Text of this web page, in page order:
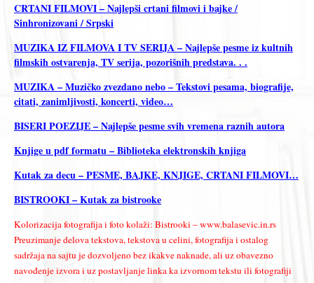
CRTANI FILMOVI – Najlepši crtani filmovi i bajke /
Sinhronizovani / Srpski
MUZIKA IZ FILMOVA I TV SERIJA – Najlepše pesme iz kultnih
filmskih ostvarenja, TV serija, pozorišnih predstava. . .
MUZIKA – Muzičko zvezdano nebo – Tekstovi pesama, biografije,
citati, zanimljivosti, koncerti, video…
BISERI POEZIJE – Najlepše pesme svih vremena raznih autora
Knjige u pdf formatu – Biblioteka elektronskih knjiga
Kutak za decu – PESME, BAJKE, KNJIGE, CRTANI FILMOVI…
BISTROOKI – Kutak za bistrooke
Kolorizacija fotografija i foto kolaži: Bistrooki – www.balasevic.in.rs
Preuzimanje delova tekstova, tekstova u celini, fotografija i ostalog
sadržaja na sajtu je dozvoljeno bez ikakve naknade, ali uz obavezno
navođenje izvora i uz postavljanje linka ka izvornom tekstu ili fotografiji